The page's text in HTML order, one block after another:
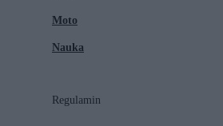
Moto
Nauka
Regulamin